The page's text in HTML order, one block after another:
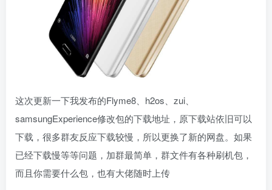
这次更新一下我发布的Flyme8、h2os、zui、
samsungExperience修改包的下载地址，原下载站依旧可以
下载，很多群友反应下载较慢，所以更换了新的网盘。如果
已经下载慢等等问题，加群最简单，群文件有各种刷机包，
而且你需要什么包，也有大佬随时上传